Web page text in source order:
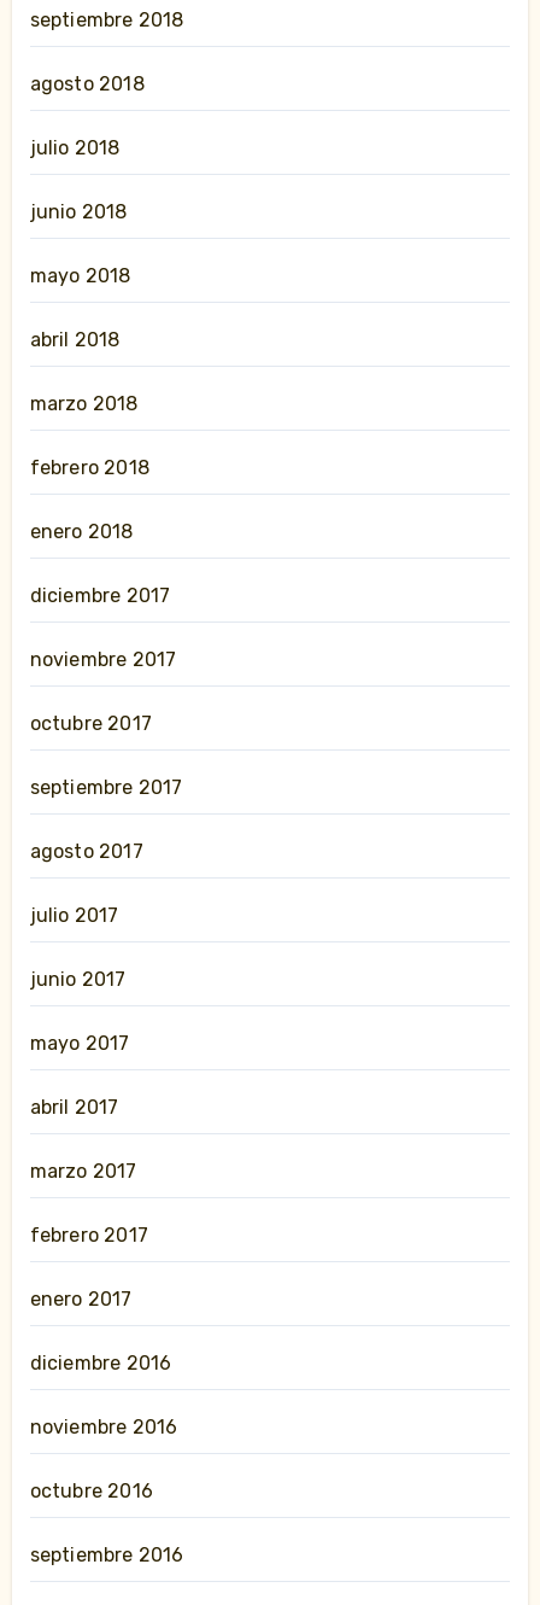
septiembre 2018
agosto 2018
julio 2018
junio 2018
mayo 2018
abril 2018
marzo 2018
febrero 2018
enero 2018
diciembre 2017
noviembre 2017
octubre 2017
septiembre 2017
agosto 2017
julio 2017
junio 2017
mayo 2017
abril 2017
marzo 2017
febrero 2017
enero 2017
diciembre 2016
noviembre 2016
octubre 2016
septiembre 2016